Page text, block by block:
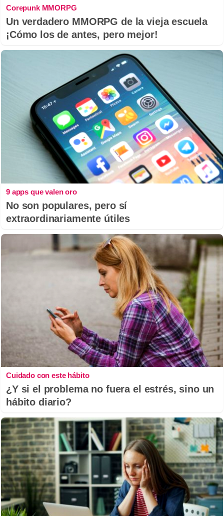
Corepunk MMORPG
Un verdadero MMORPG de la vieja escuela
¡Cómo los de antes, pero mejor!
9 apps que valen oro
No son populares, pero sí
extraordinariamente útiles
Cuidado con este hábito
¿Y si el problema no fuera el estrés, sino un
hábito diario?